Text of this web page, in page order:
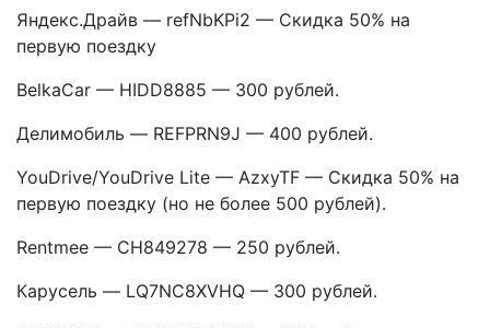
Яндекс.Драйв — refNbKPi2 — Скидка 50% на
первую поездку
BelkaCar — HIDD8885 — 300 рублей.
Делимобиль — REFPRN9J — 400 рублей.
YouDrive/YouDrive Lite — AzxyTF — Скидка 50% на
первую поездку (но не более 500 рублей).
Rentmee — CH849278 — 250 рублей.
Карусель — LQ7NC8XVHQ — 300 рублей.